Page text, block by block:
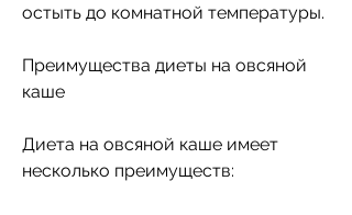
остыть до комнатной температуры.
Преимущества диеты на овсяной
каше
Диета на овсяной каше имеет
несколько преимуществ: